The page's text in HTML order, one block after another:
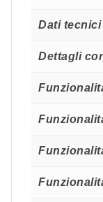
Dati
Dettagli